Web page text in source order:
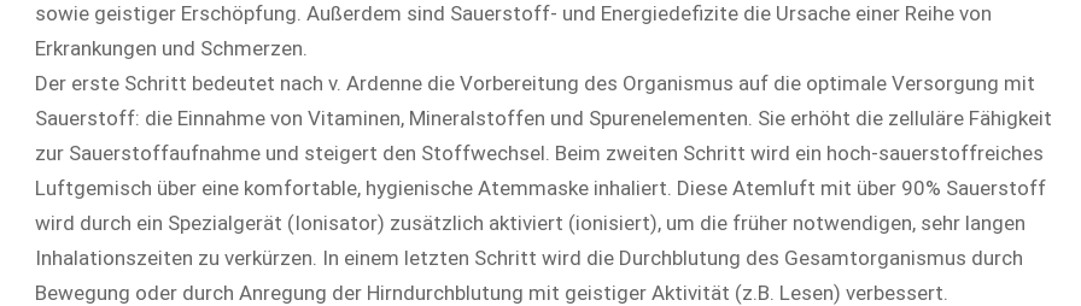
sowie geistiger Erschöpfung. Außerdem sind Sauerstoff- und Energiedefizite die Ursache einer Reihe von
Erkrankungen und Schmerzen.
Der erste Schritt bedeutet nach v. Ardenne die Vorbereitung des Organismus auf die optimale Versorgung mit
Sauerstoff: die Einnahme von Vitaminen, Mineralstoffen und Spurenelementen. Sie erhöht die zelluläre Fähigkeit
zur Sauerstoffaufnahme und steigert den Stoffwechsel. Beim zweiten Schritt wird ein hoch-sauerstoffreiches
Luftgemisch über eine komfortable, hygienische Atemmaske inhaliert. Diese Atemluft mit über 90% Sauerstoff
wird durch ein Spezialgerät (Ionisator) zusätzlich aktiviert (ionisiert), um die früher notwendigen, sehr langen
Inhalationszeiten zu verkürzen. In einem letzten Schritt wird die Durchblutung des Gesamtorganismus durch
Bewegung oder durch Anregung der Hirndurchblutung mit geistiger Aktivität (z.B. Lesen) verbessert.